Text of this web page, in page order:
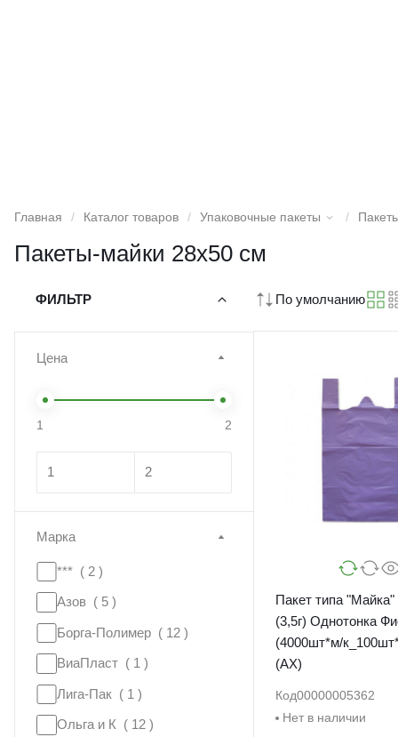
Главная / Каталог товаров / Упаковочные пакеты /
Пакеты-майки 28х50 см
ФИЛЬТР
Цена
1 2
Марка
*** ( 2 )
Азов ( 5 )
Борга-Полимер ( 12 )
ВиаПласт ( 1 )
Лига-Пак ( 1 )
Ольга и К ( 12 )
По умолчанию
Пакет типа
(3,5г) Однотонка
(4000шт*м/
(АХ)
Код00000005362
Нет в наличии